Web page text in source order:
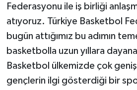
Federasyonu ile iş birliği
atıyoruz. Türkiye Basketbol
bugün attığımız bu adımın
basketbolla uzun yıllara
Basketbol ülkemizde çok
gençlerin ilgi gösterdiği bir